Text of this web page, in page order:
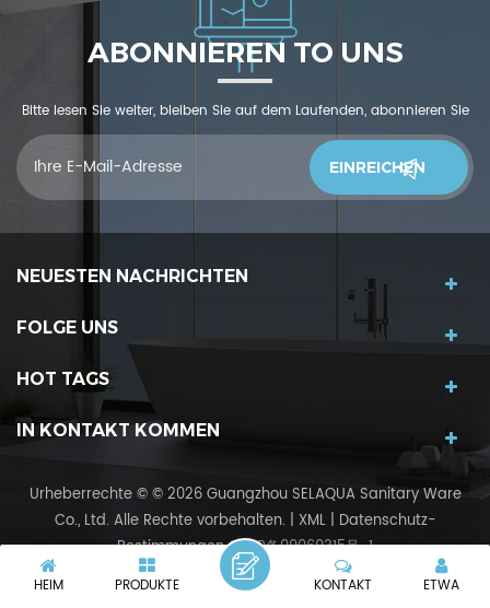
ABONNIEREN TO UNS
Bitte lesen Sie weiter, bleiben Sie auf dem Laufenden, abonnieren Sie
und wir begrüßen Sie, uns was zu sagendu denkst
NEUESTEN NACHRICHTEN
FOLGE UNS
HOT TAGS
IN KONTAKT KOMMEN
Urheberrechte © © 2026 Guangzhou SELAQUA Sanitary Ware
Co., Ltd. Alle Rechte vorbehalten. | XML| Datenschutz-
Bestimmungen粤ICP备09069315号-1
IPv6 IPv6-Netzwerk unterstützt
HEIM PRODUKTE ETWA
KONTAKT